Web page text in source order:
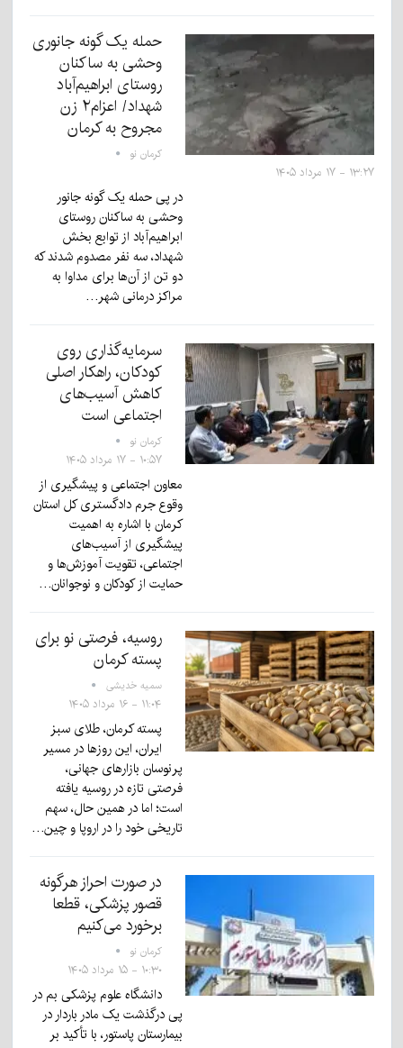
حمله یک گونه جانوری
وحشی به ساکنان
روستای ابراهیم‌آباد
شهداد/ اعزام۲ زن
مجروح به کرمان
کرمان نو
۱۳:۲۷ - ۱۷ مرداد ۱۴۰۵
در پی حمله یک گونه جانور
وحشی به ساکنان روستای
ابراهیم‌آباد از توابع بخش
شهداد، سه نفر مصدوم شدند که
دو تن از آن‌ها برای مداوا به
مراکز درمانی شهر…
سرمایه‌گذاری روی
کودکان، راهکار اصلی
کاهش آسیب‌های
اجتماعی است
کرمان نو
۱۰:۵۷ - ۱۷ مرداد ۱۴۰۵
معاون اجتماعی و پیشگیری از
وقوع جرم دادگستری کل استان
کرمان با اشاره به اهمیت
پیشگیری از آسیب‌های
اجتماعی، تقویت آموزش‌ها و
حمایت از کودکان و نوجوانان…
روسیه، فرصتی نو برای
پسته کرمان
سمیه خدیشی
۱۱:۰۴ - ۱۶ مرداد ۱۴۰۵
پسته کرمان، طلای سبز
ایران، این روزها در مسیر
پرنوسان بازارهای جهانی،
فرصتی تازه در روسیه یافته
است؛ اما در همین حال، سهم
تاریخی خود را در اروپا و چین…
در صورت احراز هرگونه
قصور پزشکی، قطعا
برخورد می‌کنیم
کرمان نو
۱۰:۳۰ - ۱۵ مرداد ۱۴۰۵
دانشگاه علوم پزشکی بم در
پی درگذشت یک مادر باردار در
بیمارستان پاستور، با تأکید بر